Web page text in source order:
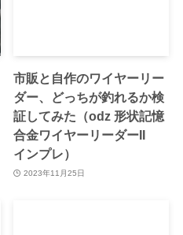
市販と自作のワイヤーリー
ダー、どっちが釣れるか検
証してみた（odz 形状記憶
合金ワイヤーリーダーII
インプレ）
2023年11月25日